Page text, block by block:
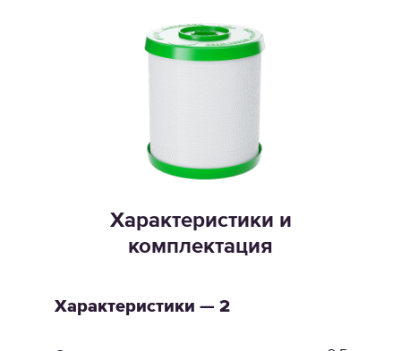
Характеристики и
комплектация
Характеристики — 2